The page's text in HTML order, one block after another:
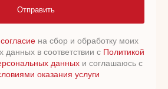
Отправить
согласиена сбор и обработку моих
данных в соответствии с Политикой
данныхи соглашаюсь с
оказания услуги